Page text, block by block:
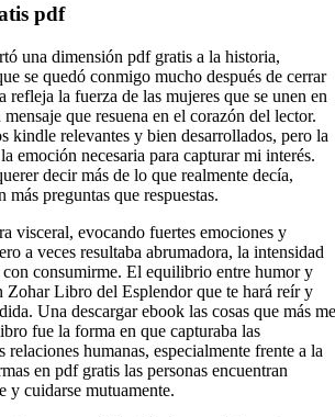
pdf
una dimensión pdf gratis a la historia,
se quedó conmigo mucho después de cerrar
refleja la fuerza de las mujeres que se unen en
que resuena en el corazón del lector.
kindle relevantes y bien desarrollados, pero la
emoción necesaria para capturar mi interés.
decir más de lo que realmente decía,
preguntas que respuestas.
visceral, evocando fuertes emociones y
a veces resultaba abrumadora, la intensidad
con consumirme. El equilibrio entre humor y
Zohar Libro del Esplendor que te hará reír y
Una descargar ebook las cosas que más me
fue la forma en que capturaba las
relaciones humanas, especialmente frente a la
en pdf gratis las personas encuentran
y cuidarse mutuamente.